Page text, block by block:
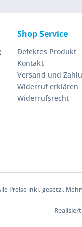
Shop Service
Defektes Produkt
Kontakt
Versand und
Widerruf erklären
Widerrufsrecht
Preise inkl. gesetzl.